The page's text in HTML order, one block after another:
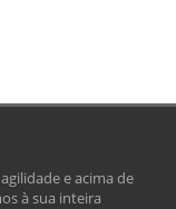
e acima de
à sua inteira